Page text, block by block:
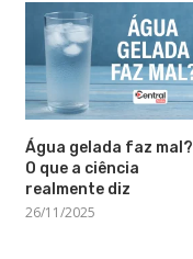
Água gelada faz mal?
O que a ciência
realmente diz
26/11/2025